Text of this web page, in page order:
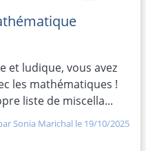
et ludique, vous avez
les mathématiques !
liste de miscella...
Sonia Marichal le 19/10/2025